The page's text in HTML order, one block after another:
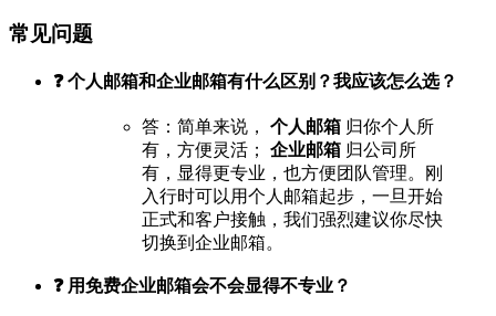
常见问题
❓ 个人邮箱和企业邮箱有什么区别？我应该怎么选？
答：简单来说， 个人邮箱 归你个人所
有，方便灵活； 企业邮箱 归公司所
有，显得更专业，也方便团队管理。刚
入行时可以用个人邮箱起步，一旦开始
正式和客户接触，我们强烈建议你尽快
切换到企业邮箱。
❓ 用免费企业邮箱会不会显得不专业？